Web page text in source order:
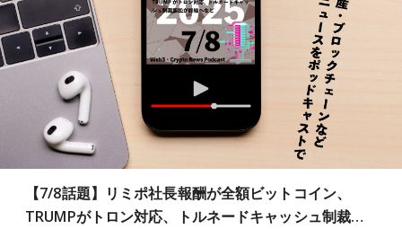
【7/8話題】リミポ社長報酬が全額ビットコイン、
TRUMPがトロン対応、トルネードキャッシュ制裁…